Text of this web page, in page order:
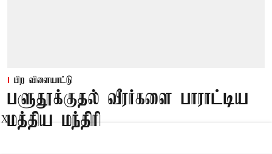
பிற விளையாட்டு
பளுதூக்குதல் வீரர்களை பாராட்டிய
மத்திய மந்திரி
X